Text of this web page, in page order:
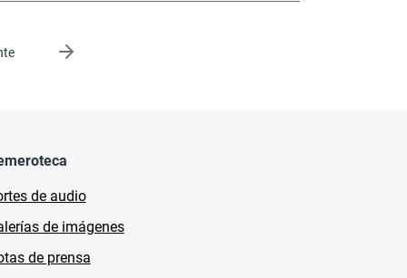
de audio
de imágenes
de prensa